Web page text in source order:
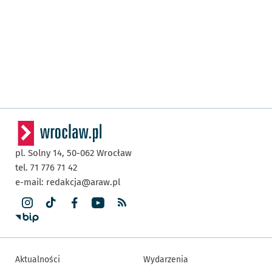
pl. Solny 14, 50-062 Wrocław
tel. 71 776 71 42
e-mail: redakcja@araw.pl
Aktualności Wydarzenia